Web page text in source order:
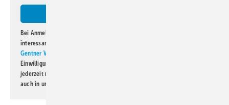
Bei Anmeldung zu diesem Newsletter bin ich damit einverstanden, über
interessante Verlags- und Online-Angebote
Gentner Verlag GmbH & Co. KG
Einwilligung kann ich jederzeit widerrufen und eine Abmeldung ist
jederzeit möglich. Informationen zum Umgang mit Daten finden Sie
auch in unserer